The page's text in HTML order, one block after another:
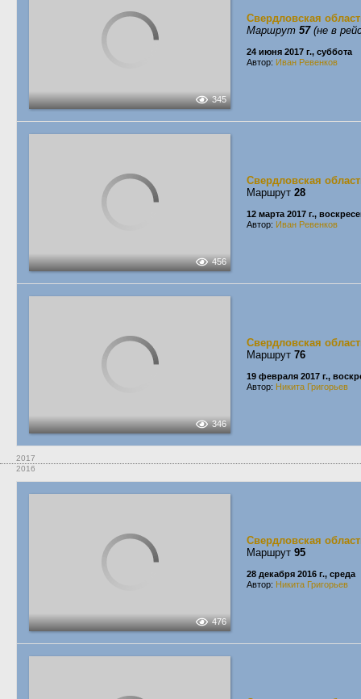
345
Свердловская
Маршрут 57(не в
24 июня 2017 г., суббота
Автор: Иван Ревенков
456
Свердловская
Маршрут 28
12 марта 2017 г.,
Автор: Иван Ревенков
346
Свердловская
Маршрут 76
19 февраля 2017 г.,
Автор: Никита Григорьев
2017
2016
476
Свердловская
Маршрут 95
28 декабря 2016 г., среда
Автор: Никита Григорьев